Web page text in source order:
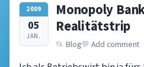
2009
05
JAN.
Monopoly
Realitätstrip
Blog Add comment